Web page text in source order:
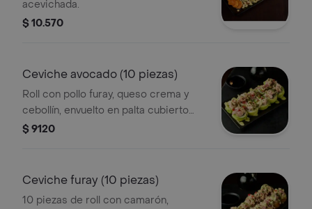
acevichada.
$ 10.570
Ceviche avocado (10 piezas)
Roll con pollo furay, queso crema y
cebollín, envuelto en palta cubierto
con ceviche kami.
$ 9120
Ceviche furay (10 piezas)
10 piezas de roll con camarón,